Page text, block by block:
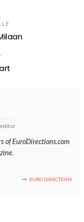
of EuroDirections.com
EURO DIRECTIONS